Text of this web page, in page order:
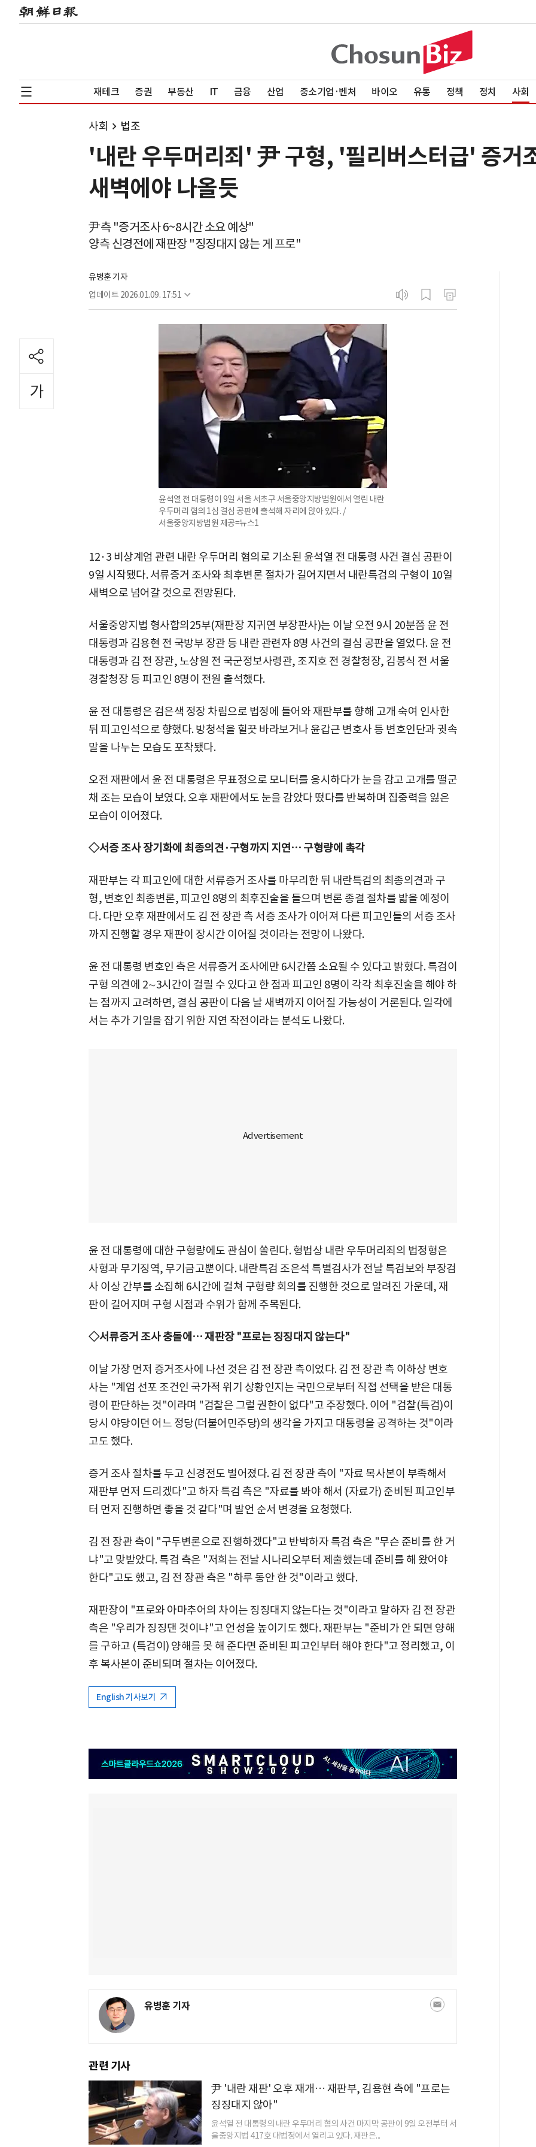
재테크 증권 부동산 IT 금융 산업 중소기업·벤처 바이오 유통 정책 정치 사회
사회 법조
'내란 우두머리죄' 尹 구형, '필리버스터급' 증거
새벽에야 나올듯
尹측 "증거조사 6~8시간 소요 예상"
양측 신경전에 재판장 "징징대지 않는 게 프로"
유병훈 기자
업데이트 2026.01.09. 17:51
윤석열 전 대통령이 9일 서울 서초구 서울중앙지방법원에서 열린 내란
우두머리 혐의 1심 결심 공판에 출석해 자리에 앉아 있다. /
서울중앙지방법원 제공=뉴스1
12·3 비상계엄 관련 내란 우두머리 혐의로 기소된 윤석열 전 대통령 사건 결심 공판이
9일 시작됐다. 서류증거 조사와 최후변론 절차가 길어지면서 내란특검의 구형이 10일
새벽으로 넘어갈 것으로 전망된다.
서울중앙지법 형사합의25부(재판장 지귀연 부장판사)는 이날 오전 9시 20분쯤 윤 전
대통령과 김용현 전 국방부 장관 등 내란 관련자 8명 사건의 결심 공판을 열었다. 윤 전
대통령과 김 전 장관, 노상원 전 국군정보사령관, 조지호 전 경찰청장, 김봉식 전 서울
경찰청장 등 피고인 8명이 전원 출석했다.
윤 전 대통령은 검은색 정장 차림으로 법정에 들어와 재판부를 향해 고개 숙여 인사한
뒤 피고인석으로 향했다. 방청석을 힐끗 바라보거나 윤갑근 변호사 등 변호인단과 귓속
말을 나누는 모습도 포착됐다.
오전 재판에서 윤 전 대통령은 무표정으로 모니터를 응시하다가 눈을 감고 고개를 떨군
채 조는 모습이 보였다. 오후 재판에서도 눈을 감았다 떴다를 반복하며 집중력을 잃은
모습이 이어졌다.
◇서증 조사 장기화에 최종의견·구형까지 지연… 구형량에 촉각
재판부는 각 피고인에 대한 서류증거 조사를 마무리한 뒤 내란특검의 최종의견과 구
형, 변호인 최종변론, 피고인 8명의 최후진술을 들으며 변론 종결 절차를 밟을 예정이
다. 다만 오후 재판에서도 김 전 장관 측 서증 조사가 이어져 다른 피고인들의 서증 조사
까지 진행할 경우 재판이 장시간 이어질 것이라는 전망이 나왔다.
윤 전 대통령 변호인 측은 서류증거 조사에만 6시간쯤 소요될 수 있다고 밝혔다. 특검이
구형 의견에 2∼3시간이 걸릴 수 있다고 한 점과 피고인 8명이 각각 최후진술을 해야 하
는 점까지 고려하면, 결심 공판이 다음 날 새벽까지 이어질 가능성이 거론된다. 일각에
서는 추가 기일을 잡기 위한 지연 작전이라는 분석도 나왔다.
윤 전 대통령에 대한 구형량에도 관심이 쏠린다. 형법상 내란 우두머리죄의 법정형은
사형과 무기징역, 무기금고뿐이다. 내란특검 조은석 특별검사가 전날 특검보와 부장검
사 이상 간부를 소집해 6시간에 걸쳐 구형량 회의를 진행한 것으로 알려진 가운데, 재
판이 길어지며 구형 시점과 수위가 함께 주목된다.
◇서류증거 조사 충돌에… 재판장 "프로는 징징대지 않는다"
이날 가장 먼저 증거조사에 나선 것은 김 전 장관 측이었다. 김 전 장관 측 이하상 변호
사는 "계엄 선포 조건인 국가적 위기 상황인지는 국민으로부터 직접 선택을 받은 대통
령이 판단하는 것"이라며 "검찰은 그럴 권한이 없다"고 주장했다. 이어 "검찰(특검)이
당시 야당이던 어느 정당(더불어민주당)의 생각을 가지고 대통령을 공격하는 것"이라
고도 했다.
증거 조사 절차를 두고 신경전도 벌어졌다. 김 전 장관 측이 "자료 복사본이 부족해서
재판부 먼저 드리겠다"고 하자 특검 측은 "자료를 봐야 해서 (자료가) 준비된 피고인부
터 먼저 진행하면 좋을 것 같다"며 발언 순서 변경을 요청했다.
김 전 장관 측이 "구두변론으로 진행하겠다"고 반박하자 특검 측은 "무슨 준비를 한 거
냐"고 맞받았다. 특검 측은 "저희는 전날 시나리오부터 제출했는데 준비를 해 왔어야
한다"고도 했고, 김 전 장관 측은 "하루 동안 한 것"이라고 했다.
재판장이 "프로와 아마추어의 차이는 징징대지 않는다는 것"이라고 말하자 김 전 장관
측은 "우리가 징징댄 것이냐"고 언성을 높이기도 했다. 재판부는 "준비가 안 되면 양해
를 구하고 (특검이) 양해를 못 해 준다면 준비된 피고인부터 해야 한다"고 정리했고, 이
후 복사본이 준비되며 절차는 이어졌다.
English 기사보기
유병훈 기자
관련 기사
尹 '내란 재판' 오후 재개… 재판부, 김용현 측에 "프로는
징징대지 않아"
윤석열 전 대통령의 내란 우두머리 혐의 사건 마지막 공판이 9일 오전부터 서
울중앙지법 417호 대법정에서 열리고 있다. 재판은...